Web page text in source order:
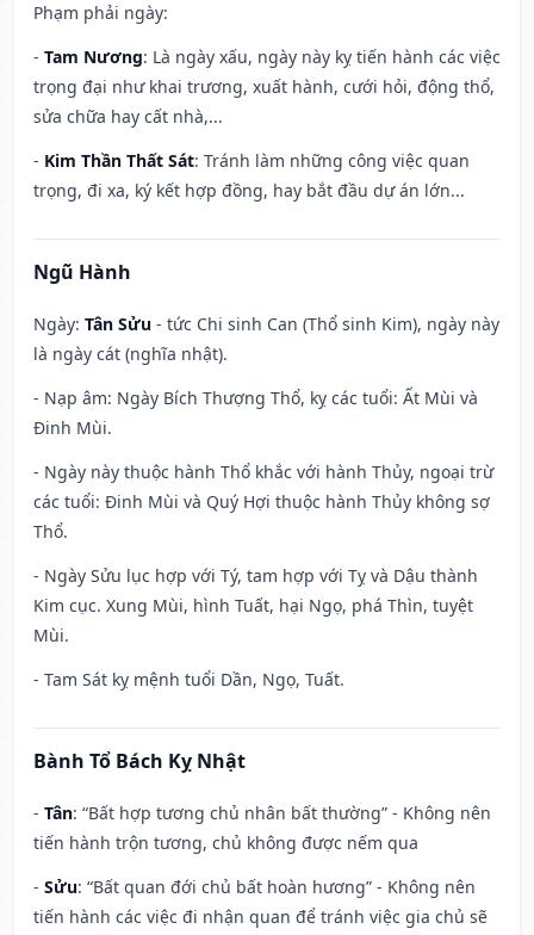
Phạm phải ngày:
- Tam Nương: Là ngày xấu, ngày này kỵ tiến hành các việc
trọng đại như khai trương, xuất hành, cưới hỏi, động thổ,
sửa chữa hay cất nhà,...
- Kim Thần Thất Sát: Tránh làm những công việc quan
trọng, đi xa, ký kết hợp đồng, hay bắt đầu dự án lớn...
Ngũ Hành
Ngày: Tân Sửu - tức Chi sinh Can (Thổ sinh Kim), ngày này
là ngày cát (nghĩa nhật).
- Nạp âm: Ngày Bích Thượng Thổ, kỵ các tuổi: Ất Mùi và
Đinh Mùi.
- Ngày này thuộc hành Thổ khắc với hành Thủy, ngoại trừ
các tuổi: Đinh Mùi và Quý Hợi thuộc hành Thủy không sợ
Thổ.
- Ngày Sửu lục hợp với Tý, tam hợp với Tỵ và Dậu thành
Kim cục. Xung Mùi, hình Tuất, hại Ngọ, phá Thìn, tuyệt
Mùi.
- Tam Sát kỵ mệnh tuổi Dần, Ngọ, Tuất.
Bành Tổ Bách Kỵ Nhật
- Tân: “Bất hợp tương chủ nhân bất thường” - Không nên
tiến hành trộn tương, chủ không được nếm qua
- Sửu: “Bất quan đới chủ bất hoàn hương” - Không nên
tiến hành các việc đi nhận quan để tránh việc gia chủ sẽ